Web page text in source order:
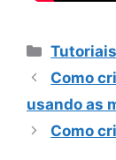
Como
usando as
Como